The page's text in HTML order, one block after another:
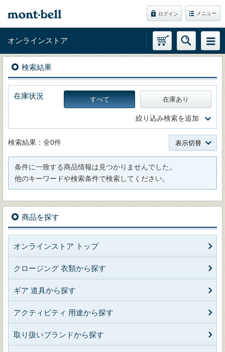
ログイン メニュー
オンラインストア
検索結果
在庫状況 すべて 在庫あり
絞り込み検索を追加
検索結果：全0件 表示切替
条件に一致する商品情報は見つかりませんでした。
他のキーワードや検索条件で検索してください。
商品を探す
オンラインストア トップ
クロージング 衣類から探す
ギア 道具から探す
アクティビティ 用途から探す
取り扱いブランドから探す